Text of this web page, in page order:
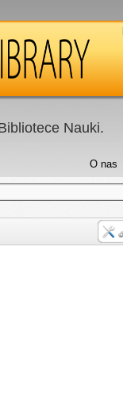
Nauki.
O nas